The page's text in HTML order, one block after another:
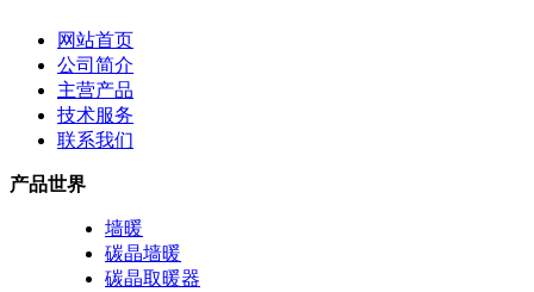
网站首页
公司简介
主营产品
技术服务
联系我们
产品世界
墙暖
碳晶墙暖
碳晶取暖器